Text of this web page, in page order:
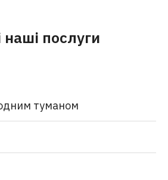
наші послуги
туманом